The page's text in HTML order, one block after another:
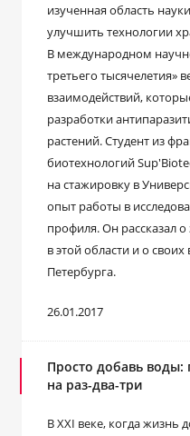
изученная область
улучшить технологии
В международном
третьего тысячелетия»
взаимодействий,
разработки
растений. Студент из
биотехнологий
на стажировку в
опыт работы в
профиля. Он рассказал
в этой области и о
Петербурга.
26.01.2017
Просто добавь
на раз-два-три
В XXI веке, когда жизнь